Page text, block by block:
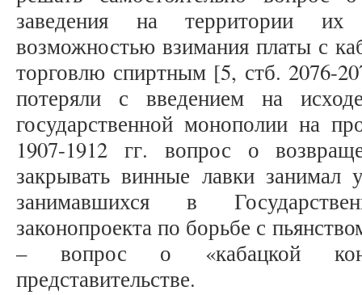
заведения на территории
возможностью взимания платы с
торговлю спиртным [5, стб. 2076-
потеряли с введением на
государственной монополии на
1907-1912 гг. вопрос о
закрывать винные лавки занимал
занимавшихся в
законопроекта по борьбе с
– вопрос о «кабацкой
представительстве.